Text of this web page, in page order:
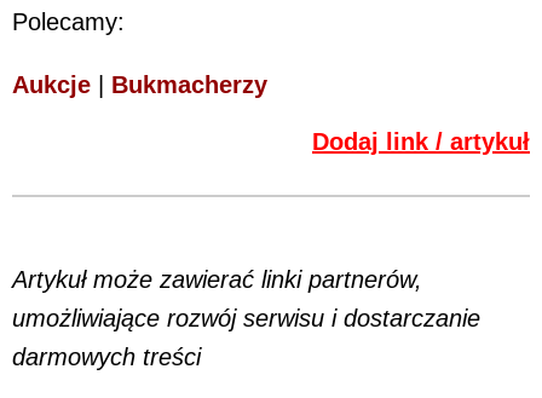
Polecamy:
Aukcje Bukmacherzy
Dodaj link / artykuł
Artykuł może zawierać linki partnerów,
umożliwiające rozwój serwisu i dostarczanie
darmowych treści